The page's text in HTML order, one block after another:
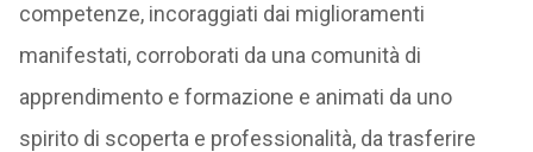
competenze, incoraggiati dai miglioramenti
manifestati, corroborati da una comunità di
apprendimento e formazione e animati da uno
spirito di scoperta e professionalità, da trasferire